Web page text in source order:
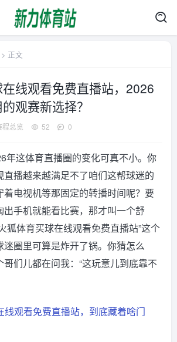
> 正文
线观看免费直播站，2026
观赛新选择？
程总览 52 0
年这体育直播圈的变化可真不小。你
播越来越满足不了咱们这帮球迷的
电视机等那固定的转播时间呢？要
出手机就能看比赛，那才叫一个舒
狐体育买球在线观看免费直播站”这个
迷圈里可算是炸开了锅。你猜怎么
们儿都在问我：“这玩意儿到底靠不
线观看免费直播站，到底藏着啥门